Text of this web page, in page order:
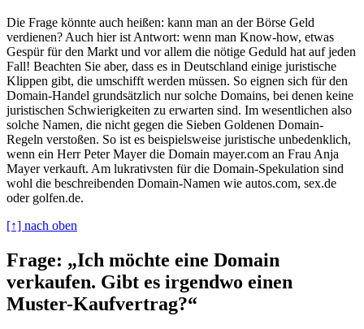
Die Frage könnte auch heißen: kann man an der Börse Geld
verdienen? Auch hier ist Antwort: wenn man Know-how, etwas
Gespür für den Markt und vor allem die nötige Geduld hat auf jeden
Fall! Beachten Sie aber, dass es in Deutschland einige juristische
Klippen gibt, die umschifft werden müssen. So eignen sich für den
Domain-Handel grundsätzlich nur solche Domains, bei denen keine
juristischen Schwierigkeiten zu erwarten sind. Im wesentlichen also
solche Namen, die nicht gegen die Sieben Goldenen Domain-
Regeln verstoßen. So ist es beispielsweise juristische unbedenklich,
wenn ein Herr Peter Mayer die Domain mayer.com an Frau Anja
Mayer verkauft. Am lukrativsten für die Domain-Spekulation sind
wohl die beschreibenden Domain-Namen wie autos.com, sex.de
oder golfen.de.
[↑] nach oben
Frage: „Ich möchte eine Domain
verkaufen. Gibt es irgendwo einen
Muster-Kaufvertrag?“